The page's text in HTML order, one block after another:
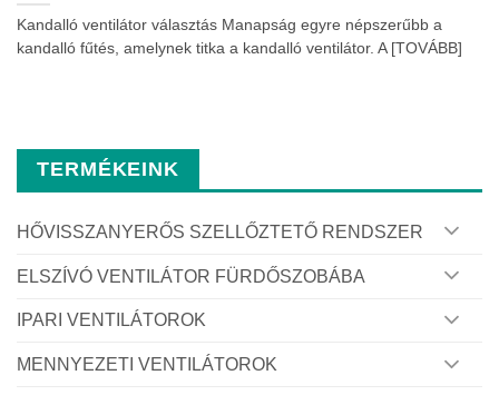
TERMÉKEINK
HŐVISSZANYERŐS SZELLŐZTETŐ RENDSZER
ELSZÍVÓ VENTILÁTOR FÜRDŐSZOBÁBA
IPARI VENTILÁTOROK
MENNYEZETI VENTILÁTOROK
Kandalló ventilátor választás Manapság egyre népszerűbb a
kandalló fűtés, amelynek titka a kandalló ventilátor. A [TOVÁBB]